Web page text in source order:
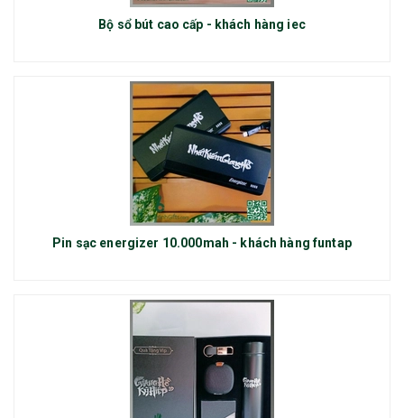
Bộ sổ bút cao cấp - khách hàng iec
Pin sạc energizer 10.000mah - khách hàng funtap